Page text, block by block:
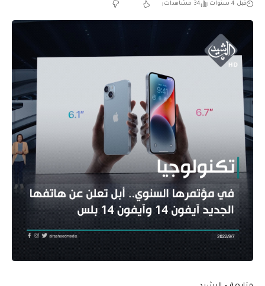
قبل 4 سنوات 34 مشاهدات